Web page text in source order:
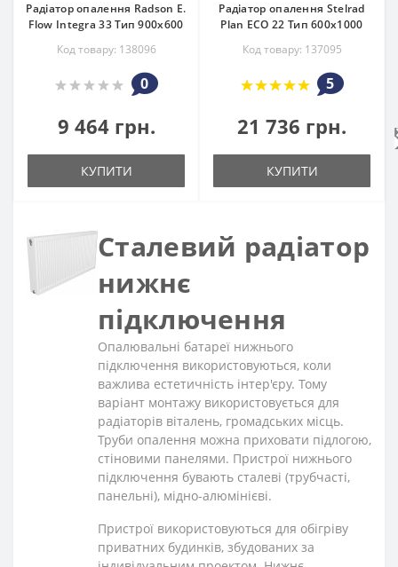
Радіатор опалення Radson E.
Flow Integra 33 Тип 900х600
Код товару: 138096
0
9 464 грн.
КУПИТИ
Радіатор опалення Stelrad
Plan ECO 22 Тип 600х1000
Код товару: 137095
5
21 736 грн.
КУПИТИ
Сталевий радіатор
нижнє
підключення
Опалювальні батареї нижнього
підключення використовуються, коли
важлива естетичність інтер'єру. Тому
варіант монтажу використовується для
радіаторів віталень, громадських місць.
Труби опалення можна приховати підлогою,
стіновими панелями. Пристрої нижнього
підключення бувають сталеві (трубчасті,
панельні), мідно-алюмінієві.
Пристрої використовуються для обігріву
приватних будинків, збудованих за